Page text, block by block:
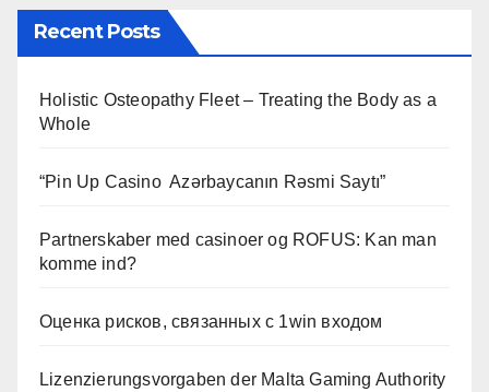
Recent Posts
Holistic Osteopathy Fleet – Treating the Body as a
Whole
“Pin Up Casino ️ Azərbaycanın Rəsmi Saytı”
Partnerskaber med casinoer og ROFUS: Kan man
komme ind?
Оценка рисков, связанных с 1win входом
Lizenzierungsvorgaben der Malta Gaming Authority